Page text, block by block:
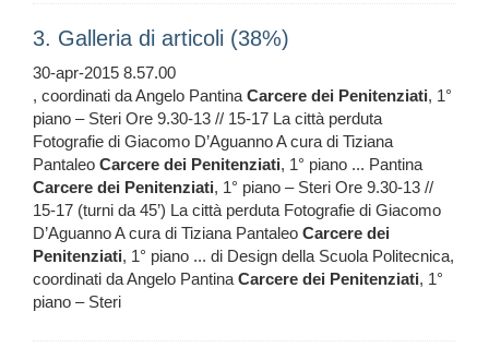
3. Galleria di articoli (38%)
30-apr-2015 8.57.00
, coordinati da Angelo PantinaCarcere dei Penitenziati, 1°
piano – Steri Ore 9.30-13 // 15-17 La città perduta
Fotografie di Giacomo D’Aguanno A cura di Tiziana
Pantaleo Carcere dei Penitenziati, 1° piano ... Pantina
Carcere dei Penitenziati, 1° piano – Steri Ore 9.30-13 //
15-17 (turni da 45’) La città perduta Fotografie di Giacomo
D’Aguanno A cura di Tiziana Pantaleo Carcere dei
Penitenziati, 1° piano ... di Design della Scuola Politecnica,
coordinati da Angelo PantinaCarcere dei Penitenziati, 1°
piano – Steri